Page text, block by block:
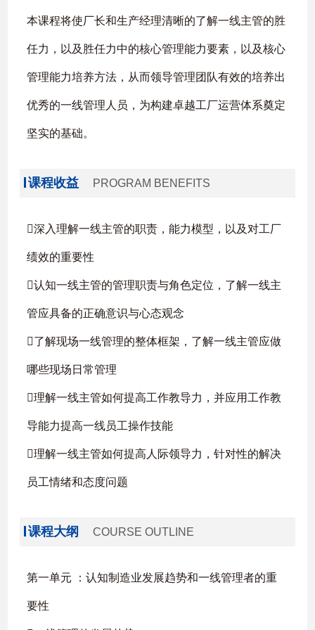
本课程将使厂长和生产经理清晰的了解一线主管的胜
任力，以及胜任力中的核心管理能力要素，以及核心
管理能力培养方法，从而领导管理团队有效的培养出
优秀的一线管理人员，为构建卓越工厂运营体系奠定
坚实的基础。
课程收益 PROGRAM BENEFITS
深入理解一线主管的职责，能力模型，以及对工厂
绩效的重要性
认知一线主管的管理职责与角色定位，了解一线主
管应具备的正确意识与心态观念
了解现场一线管理的整体框架，了解一线主管应做
哪些现场日常管理
理解一线主管如何提高工作教导力，并应用工作教
导能力提高一线员工操作技能
理解一线主管如何提高人际领导力，针对性的解决
员工情绪和态度问题
课程大纲 COURSE OUTLINE
第一单元 ：认知制造业发展趋势和一线管理者的重
要性